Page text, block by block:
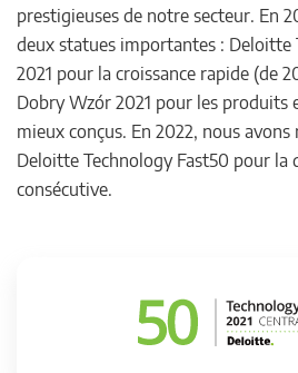
prestigieuses de notre secteur. En
deux statues importantes : Deloitte
2021 pour la croissance rapide (de
Dobry Wzór 2021 pour les produits
mieux conçus. En 2022, nous
Deloitte Technology Fast50 pour la
consécutive.